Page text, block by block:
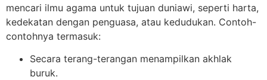
mencari ilmu agama untuk tujuan duniawi, seperti harta,
kedekatan dengan penguasa, atau kedudukan. Contoh-
contohnya termasuk:
Secara terang-terangan menampilkan akhlak
buruk.